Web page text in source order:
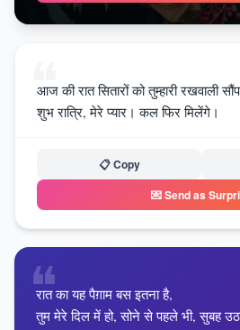
❝
आज की रात सितारों को तुम्हारी रखवाली
शुभ रात्रि, मेरे प्यार। कल फिर मिलेंगे।
📋 Copy
💌 Send as
❝
रात का यह पैग़ाम बस इतना है,
तुम मेरे दिल में हो, सोने से पहले भी, सुबह